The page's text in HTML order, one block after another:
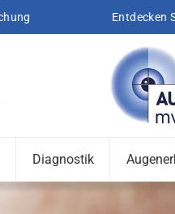
Entdecken Sie auch
Diagnostik